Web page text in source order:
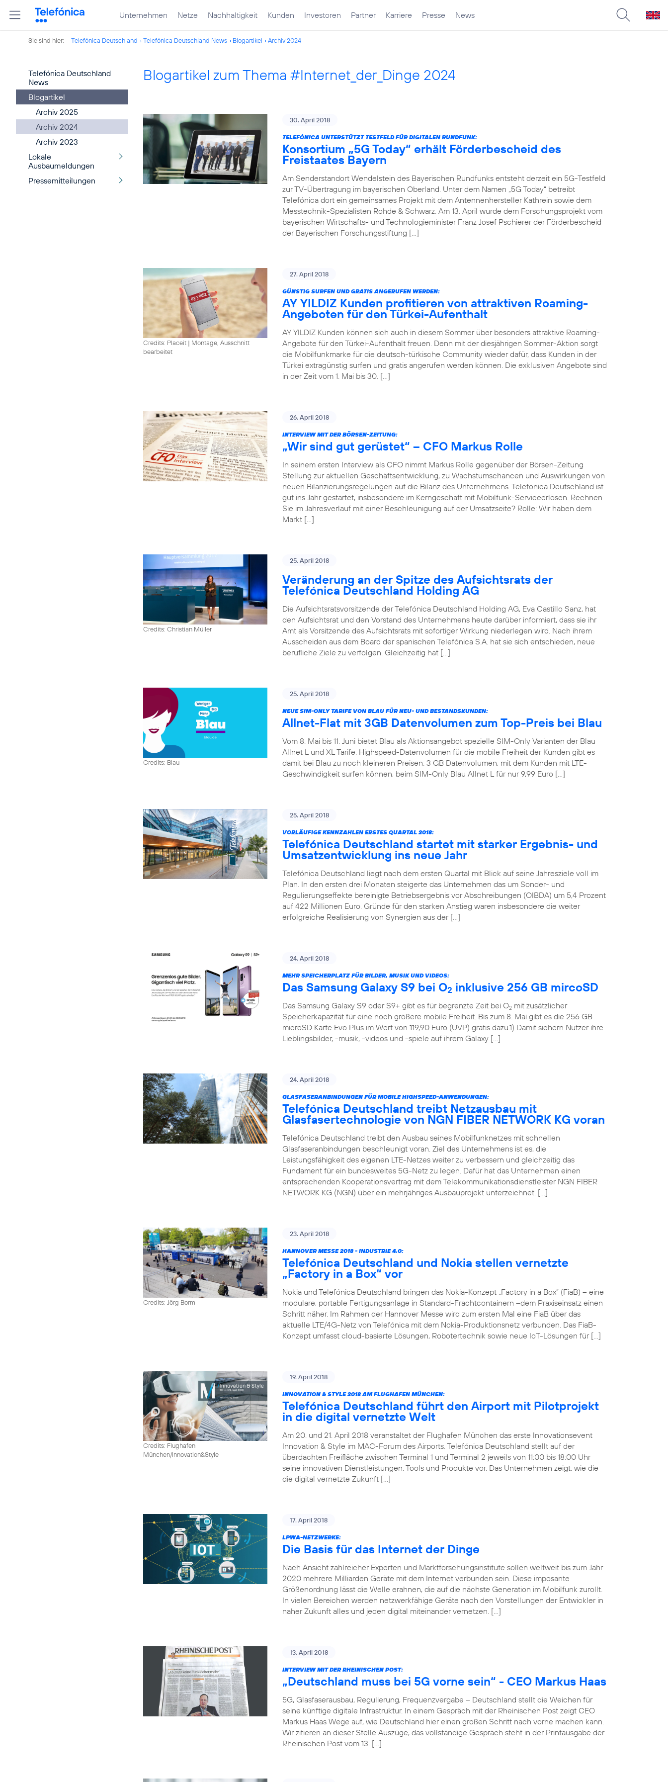
Unternehmen Netze Nachhaltigkeit Kunden Investoren Partner Karriere Presse News
Sie sind hier: Telefónica Deutschland Telefónica Deutschland News Blogartikel Archiv 2024
Telefónica Deutschland
News
Blogartikel
Archiv 2025
Archiv 2024
Archiv 2023
Lokale
Ausbaumeldungen
Pressemitteilungen
Blogartikel zum Thema #Internet_der_Dinge 2024
30. April 2018
TELEFÓNICA UNTERSTÜTZT TESTFELD FÜR DIGITALEN RUNDFUNK:
Konsortium „5G Today“ erhält Förderbescheid des
Freistaates Bayern
Am Senderstandort Wendelstein des Bayerischen Rundfunks entsteht derzeit ein 5G-Testfeld
zur TV-Übertragung im bayerischen Oberland. Unter dem Namen „5G Today“ betreibt
Telefónica dort ein gemeinsames Projekt mit dem Antennenhersteller Kathrein sowie dem
Messtechnik-Spezialisten Rohde & Schwarz. Am 13. April wurde dem Forschungsprojekt vom
bayerischen Wirtschafts- und Technologieminister Franz Josef Pschierer der Förderbescheid
der Bayerischen Forschungsstiftung […]
Credits: Placeit | Montage, Ausschnitt
bearbeitet
27. April 2018
GÜNSTIG SURFEN UND GRATIS ANGERUFEN WERDEN:
AY YILDIZ Kunden profitieren von attraktiven Roaming-
Angeboten für den Türkei-Aufenthalt
AY YILDIZ Kunden können sich auch in diesem Sommer über besonders attraktive Roaming-
Angebote für den Türkei-Aufenthalt freuen. Denn mit der diesjährigen Sommer-Aktion sorgt
die Mobilfunkmarke für die deutsch-türkische Community wieder dafür, dass Kunden in der
Türkei extragünstig surfen und gratis angerufen werden können. Die exklusiven Angebote sind
in der Zeit vom 1. Mai bis 30. […]
26. April 2018
INTERVIEW MIT DER BÖRSEN-ZEITUNG:
„Wir sind gut gerüstet“ – CFO Markus Rolle
In seinem ersten Interview als CFO nimmt Markus Rolle gegenüber der Börsen-Zeitung
Stellung zur aktuellen Geschäftsentwicklung, zu Wachstumschancen und Auswirkungen von
neuen Bilanzierungsregelungen auf die Bilanz des Unternehmens. Telefonica Deutschland ist
gut ins Jahr gestartet, insbesondere im Kerngeschäft mit Mobilfunk-Serviceerlösen. Rechnen
Sie im Jahresverlauf mit einer Beschleunigung auf der Umsatzseite? Rolle: Wir haben dem
Markt […]
Credits: Christian Müller
25. April 2018
Veränderung an der Spitze des Aufsichtsrats der
Telefónica Deutschland Holding AG
Die Aufsichtsratsvorsitzende der Telefónica Deutschland Holding AG, Eva Castillo Sanz, hat
den Aufsichtsrat und den Vorstand des Unternehmens heute darüber informiert, dass sie ihr
Amt als Vorsitzende des Aufsichtsrats mit sofortiger Wirkung niederlegen wird. Nach ihrem
Ausscheiden aus dem Board der spanischen Telefónica S.A. hat sie sich entschieden, neue
berufliche Ziele zu verfolgen. Gleichzeitig hat […]
Credits: Blau
25. April 2018
NEUE SIM-ONLY TARIFE VON BLAU FÜR NEU- UND BESTANDSKUNDEN:
Allnet-Flat mit 3GB Datenvolumen zum Top-Preis bei Blau
Vom 8. Mai bis 11. Juni bietet Blau als Aktionsangebot spezielle SIM-Only Varianten der Blau
Allnet L und XL Tarife. Highspeed-Datenvolumen für die mobile Freiheit der Kunden gibt es
damit bei Blau zu noch kleineren Preisen: 3 GB Datenvolumen, mit dem Kunden mit LTE-
Geschwindigkeit surfen können, beim SIM-Only Blau Allnet L für nur 9,99 Euro […]
25. April 2018
VORLÄUFIGE KENNZAHLEN ERSTES QUARTAL 2018:
Telefónica Deutschland startet mit starker Ergebnis- und
Umsatzentwicklung ins neue Jahr
Telefónica Deutschland liegt nach dem ersten Quartal mit Blick auf seine Jahresziele voll im
Plan. In den ersten drei Monaten steigerte das Unternehmen das um Sonder- und
Regulierungseffekte bereinigte Betriebsergebnis vor Abschreibungen (OIBDA) um 5,4 Prozent
auf 422 Millionen Euro. Gründe für den starken Anstieg waren insbesondere die weiter
erfolgreiche Realisierung von Synergien aus der […]
24. April 2018
MEHR SPEICHERPLATZ FÜR BILDER, MUSIK UND VIDEOS:
Das Samsung Galaxy S9 bei O2 inklusive 256 GB mircoSD
Das Samsung Galaxy S9 oder S9+ gibt es für begrenzte Zeit bei O2 mit zusätzlicher
Speicherkapazität für eine noch größere mobile Freiheit. Bis zum 8. Mai gibt es die 256 GB
microSD Karte Evo Plus im Wert von 119,90 Euro (UVP) gratis dazu.1) Damit sichern Nutzer ihre
Lieblingsbilder, -musik, -videos und -spiele auf ihrem Galaxy […]
24. April 2018
GLASFASERANBINDUNGEN FÜR MOBILE HIGHSPEED-ANWENDUNGEN:
Telefónica Deutschland treibt Netzausbau mit
Glasfasertechnologie von NGN FIBER NETWORK KG voran
Telefónica Deutschland treibt den Ausbau seines Mobilfunknetzes mit schnellen
Glasfaseranbindungen beschleunigt voran. Ziel des Unternehmens ist es, die
Leistungsfähigkeit des eigenen LTE-Netzes weiter zu verbessern und gleichzeitig das
Fundament für ein bundesweites 5G-Netz zu legen. Dafür hat das Unternehmen einen
entsprechenden Kooperationsvertrag mit dem Telekommunikationsdienstleister NGN FIBER
NETWORK KG (NGN) über ein mehrjähriges Ausbauprojekt unterzeichnet. […]
Credits: Jörg Borm
23. April 2018
HANNOVER MESSE 2018 - INDUSTRIE 4.0:
Telefónica Deutschland und Nokia stellen vernetzte
„Factory in a Box“ vor
Nokia und Telefónica Deutschland bringen das Nokia-Konzept „Factory in a Box“ (FiaB) – eine
modulare, portable Fertigungsanlage in Standard-Frachtcontainern –dem Praxiseinsatz einen
Schritt näher. Im Rahmen der Hannover Messe wird zum ersten Mal eine FiaB über das
aktuelle LTE/4G-Netz von Telefónica mit dem Nokia-Produktionsnetz verbunden. Das FiaB-
Konzept umfasst cloud-basierte Lösungen, Robotertechnik sowie neue IoT-Lösungen für […]
Credits: Flughafen
München/Innovation&Style
19. April 2018
INNOVATION & STYLE 2018 AM FLUGHAFEN MÜNCHEN:
Telefónica Deutschland führt den Airport mit Pilotprojekt
in die digital vernetzte Welt
Am 20. und 21. April 2018 veranstaltet der Flughafen München das erste Innovationsevent
Innovation & Style im MAC-Forum des Airports. Telefónica Deutschland stellt auf der
überdachten Freifläche zwischen Terminal 1 und Terminal 2 jeweils von 11:00 bis 18:00 Uhr
seine innovativen Dienstleistungen, Tools und Produkte vor. Das Unternehmen zeigt, wie die
die digital vernetzte Zukunft […]
17. April 2018
LPWA-NETZWERKE:
Die Basis für das Internet der Dinge
Nach Ansicht zahlreicher Experten und Marktforschungsinstitute sollen weltweit bis zum Jahr
2020 mehrere Milliarden Geräte mit dem Internet verbunden sein. Diese imposante
Größenordnung lässt die Welle erahnen, die auf die nächste Generation im Mobilfunk zurollt.
In vielen Bereichen werden netzwerkfähige Geräte nach den Vorstellungen der Entwickler in
naher Zukunft alles und jeden digital miteinander vernetzen. […]
13. April 2018
INTERVIEW MIT DER RHEINISCHEN POST:
„Deutschland muss bei 5G vorne sein“ - CEO Markus Haas
5G, Glasfaserausbau, Regulierung, Frequenzvergabe – Deutschland stellt die Weichen für
seine künftige digitale Infrastruktur. In einem Gespräch mit der Rheinischen Post zeigt CEO
Markus Haas Wege auf, wie Deutschland hier einen großen Schritt nach vorne machen kann.
Wir zitieren an dieser Stelle Auszüge, das vollständige Gespräch steht in der Printausgabe der
Rheinischen Post vom 13. […]